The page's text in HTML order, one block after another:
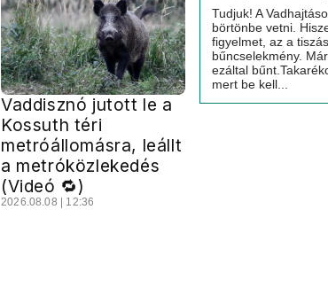
Vaddisznó jutott le a
Kossuth téri
metróállomásra, leállt
a metróközlekedés
(Videó 🔁)
2026.08.08 | 12:36
Tudjuk! A
börtönbe vetni.
figyelmet, az a
bűncselekmény.
ezáltal
mert be kell...